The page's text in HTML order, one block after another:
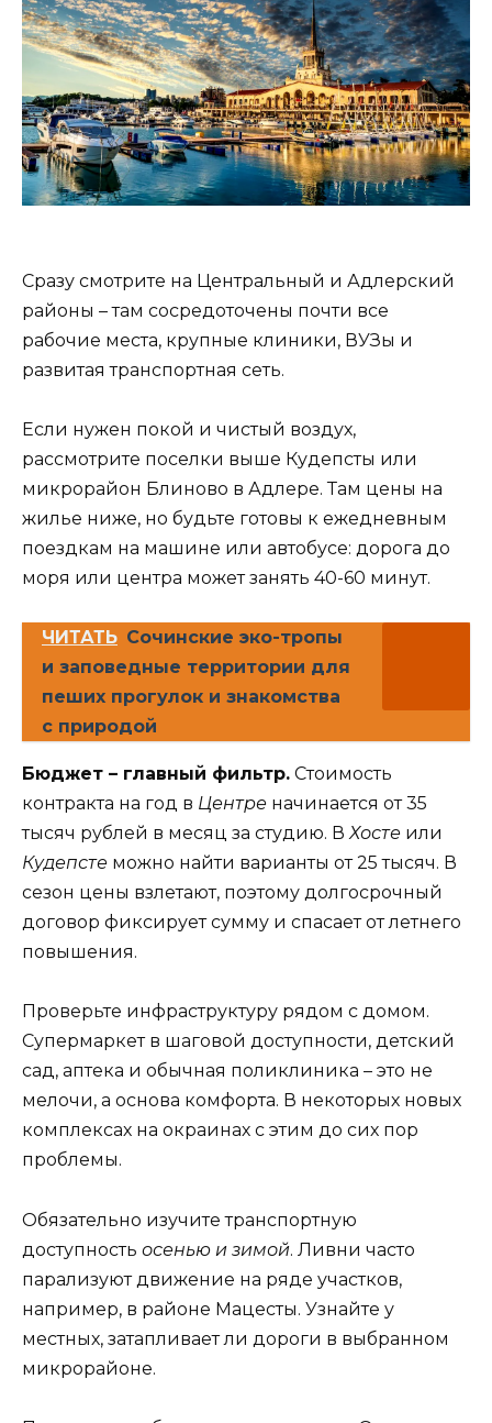
Сразу смотрите на Центральный и Адлерский
районы – там сосредоточены почти все
рабочие места, крупные клиники, ВУЗы и
развитая транспортная сеть.
Если нужен покой и чистый воздух,
рассмотрите поселки выше Кудепсты или
микрорайон Блиново в Адлере. Там цены на
жилье ниже, но будьте готовы к ежедневным
поездкам на машине или автобусе: дорога до
моря или центра может занять 40-60 минут.
ЧИТАТЬ Сочинские эко-тропы
и заповедные территории для
пеших прогулок и знакомства
с природой
Бюджет – главный фильтр. Стоимость
контракта на год в Центре начинается от 35
тысяч рублей в месяц за студию. ВХосте или
Кудепсте можно найти варианты от 25 тысяч. В
сезон цены взлетают, поэтому долгосрочный
договор фиксирует сумму и спасает от летнего
повышения.
Проверьте инфраструктуру рядом с домом.
Супермаркет в шаговой доступности, детский
сад, аптека и обычная поликлиника – это не
мелочи, а основа комфорта. В некоторых новых
комплексах на окраинах с этим до сих пор
проблемы.
Обязательно изучите транспортную
доступность осенью и зимой. Ливни часто
парализуют движение на ряде участков,
например, в районе Мацесты. Узнайте у
местных, затапливает ли дороги в выбранном
микрорайоне.